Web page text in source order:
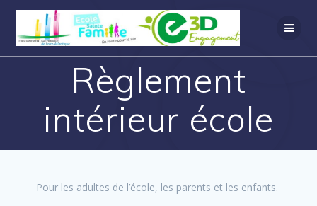
Règlement
intérieur école
Pour les adultes de l’école, les parents et les enfants.